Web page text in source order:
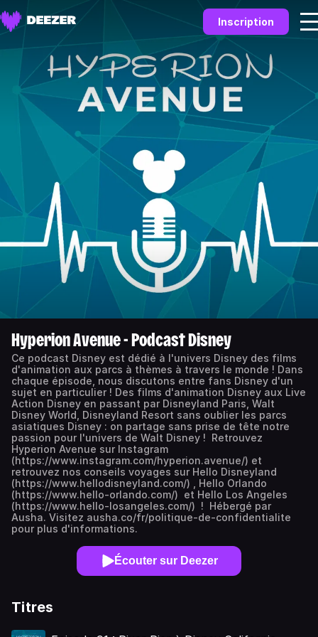
Inscription
Hyperion Avenue - Podcast Disney
Ce podcast Disney est dédié à l'univers Disney des films
d'animation aux parcs à thèmes à travers le monde ! Dans
chaque épisode, nous discutons entre fans Disney d'un
sujet en particulier ! Des films d'animation Disney aux Live
Action Disney en passant par Disneyland Paris, Walt
Disney World, Disneyland Resort sans oublier les parcs
asiatiques Disney : on partage sans prise de tête notre
passion pour l'univers de Walt Disney ! Retrouvez
Hyperion Avenue sur Instagram
(https://www.instagram.com/hyperion.avenue/) et
retrouvez nos conseils voyages sur Hello Disneyland
(https://www.hellodisneyland.com/) , Hello Orlando
(https://www.hello-orlando.com/) et Hello Los Angeles
(https://www.hello-losangeles.com/) ! Hébergé par
Ausha. Visitez ausha.co/fr/politique-de-confidentialite
pour plus d'informations.
Écouter sur Deezer
Titres